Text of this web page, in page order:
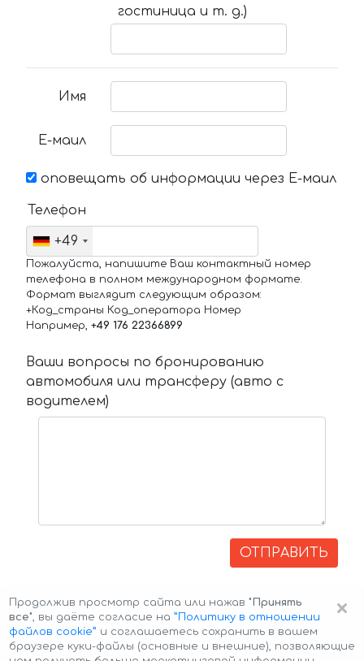
гостиница и т. д.)
Имя
Е-маил
оповещать об информации через Е-маил
Телефон
+49
Пожалуйста, напишите Ваш контактный номер
телефона в полном международном формате.
Формат выглядит следующим образом:
+Код_страны Код_оператора Номер
Например, +49 176 22366899
Ваши вопросы по бронированию
автомобиля или трансферу (авто с
водителем)
ОТПРАВИТЬ
×
Продолжив просмотр сайта или нажав "Принять
все", вы даёте согласие на ”Политику в отношении
файлов cookie” и соглашаетесь сохранить в вашем
браузере куки-файлы (основные и внешние), позволяющие